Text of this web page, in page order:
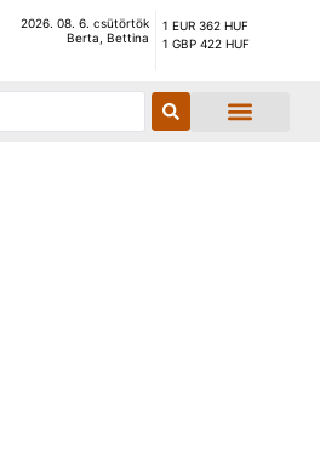
2026. 08. 6. csütörtök
Berta, Bettina
1 EUR 362 HUF
1 GBP 422 HUF